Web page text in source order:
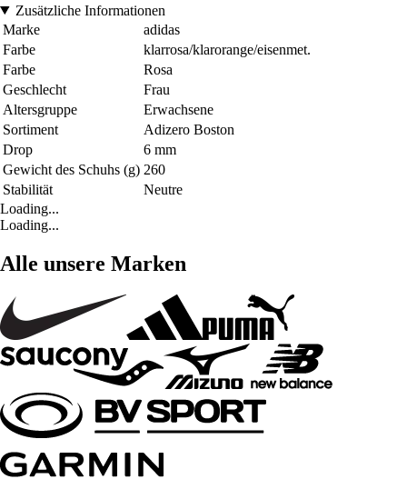
Zusätzliche Informationen
Marke
adidas
Farbe
klarrosa/klarorange/eisenmet.
Farbe
Rosa
Geschlecht
Frau
Altersgruppe
Erwachsene
Sortiment
Adizero Boston
Drop
6 mm
Gewicht des Schuhs (g) 260
Stabilität
Neutre
Loading...
Loading...
Alle unsere Marken